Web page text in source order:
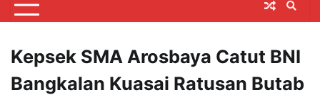
Kepsek SMA Arosbaya Catut BNI
Bangkalan Kuasai Ratusan Butab